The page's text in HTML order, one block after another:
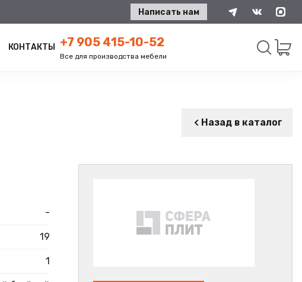
Написать нам
КОНТАКТЫ +7 905 415-10-52
Все для производства мебели
Назад в каталог
-
19
1